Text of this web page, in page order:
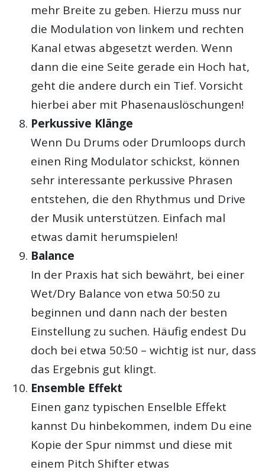
mehr Breite zu geben. Hierzu muss nur
die Modulation von linkem und rechten
Kanal etwas abgesetzt werden. Wenn
dann die eine Seite gerade ein Hoch hat,
geht die andere durch ein Tief. Vorsicht
hierbei aber mit Phasenauslöschungen!
Perkussive Klänge
Wenn Du Drums oder Drumloops durch
einen Ring Modulator schickst, können
sehr interessante perkussive Phrasen
entstehen, die den Rhythmus und Drive
der Musik unterstützen. Einfach mal
etwas damit herumspielen!
Balance
In der Praxis hat sich bewährt, bei einer
Wet/Dry Balance von etwa 50:50 zu
beginnen und dann nach der besten
Einstellung zu suchen. Häufig endest Du
doch bei etwa 50:50 – wichtig ist nur, dass
das Ergebnis gut klingt.
Ensemble Effekt
Einen ganz typischen Enselble Effekt
kannst Du hinbekommen, indem Du eine
Kopie der Spur nimmst und diese mit
einem Pitch Shifter etwas